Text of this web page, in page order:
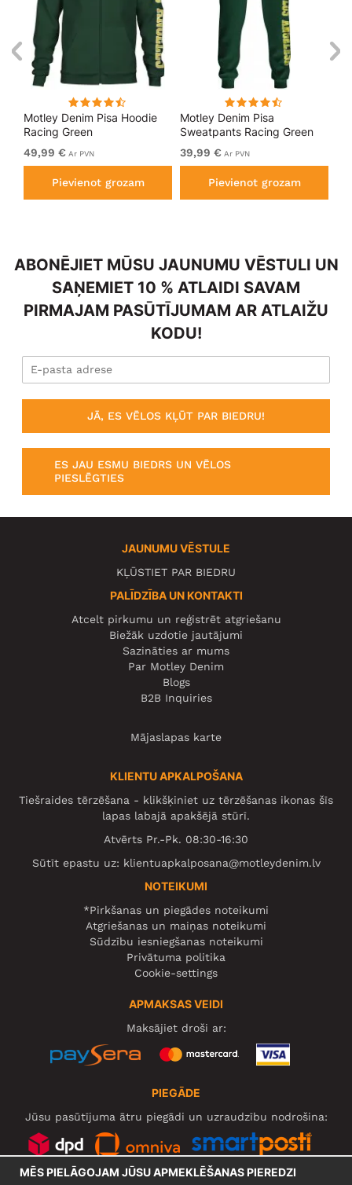
Motley Denim Pisa Hoodie
Racing Green
49,99 € Ar PVN
Pievienot grozam
Motley Denim Pisa
Sweatpants Racing Green
39,99 € Ar PVN
Pievienot grozam
ABONĒJIET MŪSU JAUNUMU VĒSTULI UN
SAŅEMIET 10 % ATLAIDI SAVAM
PIRMAJAM PASŪTĪJUMAM AR ATLAIŽU
KODU!
JĀ, ES VĒLOS KĻŪT PAR BIEDRU!
ES JAU ESMU BIEDRS UN VĒLOS
PIESLĒGTIES
JAUNUMU VĒSTULE
KĻŪSTIET PAR BIEDRU
PALĪDZĪBA UN KONTAKTI
Atcelt pirkumu un reģistrēt atgriešanu
Biežāk uzdotie jautājumi
Sazināties ar mums
Par Motley Denim
Blogs
B2B Inquiries
Mājaslapas karte
KLIENTU APKALPOŠANA
Tiešraides tērzēšana - klikšķiniet uz tērzēšanas ikonas šīs
lapas labajā apakšējā stūrī.
Atvērts Pr.-Pk. 08:30-16:30
Sūtīt epastu uz: klientuapkalposana@motleydenim.lv
NOTEIKUMI
*Pirkšanas un piegādes noteikumi
Atgriešanas un maiņas noteikumi
Sūdzību iesniegšanas noteikumi
Privātuma politika
Cookie-settings
APMAKSAS VEIDI
Maksājiet droši ar:
PIEGĀDE
Jūsu pasūtījuma ātru piegādi un uzraudzību nodrošina:
MĒS PIELĀGOJAM JŪSU APMEKLĒŠANAS PIEREDZI